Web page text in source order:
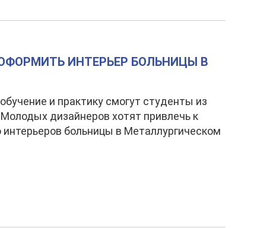
ИНТЕРЬЕР БОЛЬНИЦЫ В
и практику смогут студенты из
дизайнеров хотят привлечь к
больницы в Металлургическом